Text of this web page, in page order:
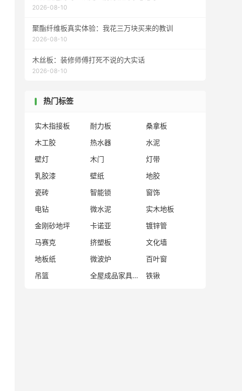
2026-08-10
聚酯纤维板真实体验：我花三万块买来的教训
2026-08-10
木丝板：装修师傅打死不说的大实话
2026-08-10
热门标签
实木指接板 耐力板
桑拿板
木工胶
热水器
水泥
壁灯
木门
灯带
乳胶漆
壁纸
地胶
瓷砖
智能锁
窗饰
电钻
微水泥
实木地板
金刚砂地坪
卡诺亚
镀锌管
马赛克
挤塑板
文化墙
地板纸
微波炉
百叶窗
吊篮
全屋成品家具品牌 铁锹